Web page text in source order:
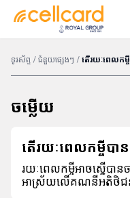
ស៊ីម
បញ្ចូលលុយ
ប្រូ
ម៉ូសិន
ស្វែងរក
ទីតាំង
ទូរស័ព្ទ / ជំនួយផ្សេងៗ / តើរយៈពេលកម្
ចម្លើយ
តើរយៈពេលកម្ចីបាន
រយៈពេលកម្ចីអាចស្នើប
អាស្រ័យលើគណនីអតិថិជន